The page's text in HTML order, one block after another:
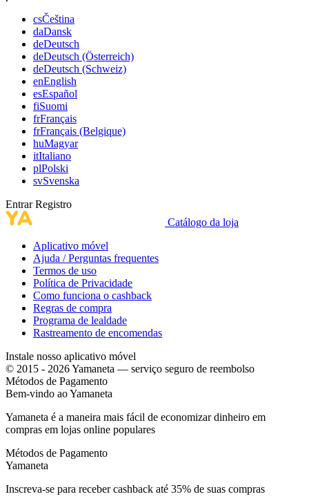
csČeština
daDansk
deDeutsch
deDeutsch (Österreich)
deDeutsch (Schweiz)
enEnglish
esEspañol
fiSuomi
frFrançais
frFrançais (Belgique)
huMagyar
itItaliano
plPolski
svSvenska
Entrar Registro
Catálogo da loja
Aplicativo móvel
Ajuda / Perguntas frequentes
Termos de uso
Política de Privacidade
Como funciona o cashback
Regras de compra
Programa de lealdade
Rastreamento de encomendas
Instale nosso aplicativo móvel
© 2015 - 2026 Yamaneta — serviço seguro de reembolso
Métodos de Pagamento
Bem-vindo aoYamaneta
Yamaneta é a maneira mais fácil de economizar dinheiro em
compras em lojas online populares
Métodos de Pagamento
Yamaneta
Inscreva-se para receber cashback até 35% de suas compras